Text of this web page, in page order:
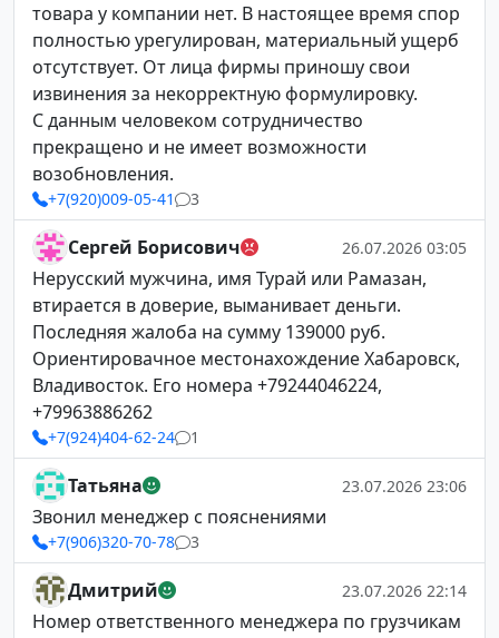
товара у компании нет. В настоящее время спор
полностью урегулирован, материальный ущерб
отсутствует. От лица фирмы приношу свои
извинения за некорректную формулировку.
С данным человеком сотрудничество
прекращено и не имеет возможности
возобновления.
+7(920)009-05-41 3
Сергей Борисович 26.07.2026 03:05
Нерусский мужчина, имя Турай или Рамазан,
втирается в доверие, выманивает деньги.
Последняя жалоба на сумму 139000 руб.
Ориентировачное местонахождение Хабаровск,
Владивосток. Его номера +79244046224,
+79963886262
+7(924)404-62-24 1
Татьяна 23.07.2026 23:06
Звонил менеджер с пояснениями
+7(906)320-70-78 3
Дмитрий 23.07.2026 22:14
Номер ответственного менеджера по грузчикам